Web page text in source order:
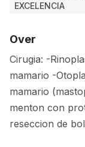
EXCELENCIA
Over
Cirugia: -
mamario -
mamario
menton con
reseccion de